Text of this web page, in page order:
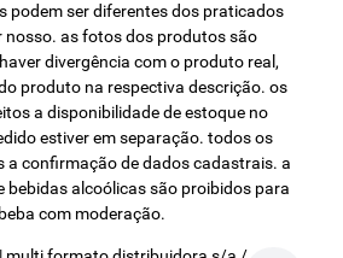
podem ser diferentes dos praticados
nosso. as fotos dos produtos são
divergência com o produto real,
produto na respectiva descrição. os
a disponibilidade de estoque no
estiver em separação. todos os
a confirmação de dados cadastrais. a
bebidas alcoólicas são proibidos para
com moderação.